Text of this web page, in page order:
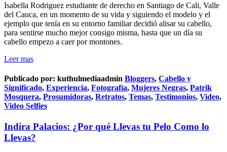
Isabella Rodriguez estudiante de derecho en Santiago de Cali, Valle
del Cauca, en un momento de su vida y siguiendo el modelo y el
ejemplo que tenía en su entorno familiar decidió alisar su cabello,
para sentirse mucho mejor consigo misma, hasta que un día su
cabello empezo a caer por montones.
Leer mas
Publicado por: kuthulmediaadmin Bloggers, Cabello y
Significado, Experiencia, Fotografía, Mujeres Negras, Patrik
Mosquera, Prosumidoras, Retratos, Temas, Testimonios, Video,
Video Selfies
Indira Palacios: ¿Por qué Llevas tu Pelo Como lo
Llevas?